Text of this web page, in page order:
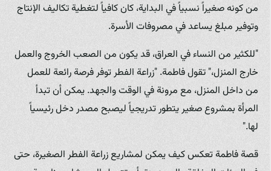
من كونه صغيراً نسبياً في البداية، كان كافياً لتغطية تكاليف الإنتاج
وتوفير مبلغ يساعد في مصروفات الأسرة.
"للكثير من النساء في العراق، قد يكون من الصعب الخروج والعمل
خارج المنزل،" تقول فاطمة. "زراعة الفطر توفر فرصة رائعة للعمل
من داخل المنزل، مع مرونة في الوقت والجهد. يمكن أن تبدأ
المرأة بمشروع صغير يتطور تدريجياً ليصبح مصدر دخل رئيسياً
لها."
قصة فاطمة تعكس كيف يمكن لمشاريع زراعة الفطر الصغيرة، حتى